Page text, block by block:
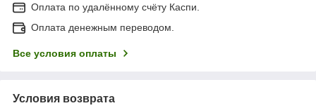
Оплата по удалённому счёту Каспи.
Оплата денежным переводом.
Все условия оплаты
Условия возврата